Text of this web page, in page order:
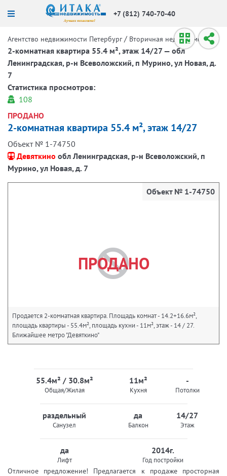
+7 (812) 740-70-40
Агентство недвижимости Петербург / Вторичная недвижимость /
2-комнатная квартира 55.4 м², этаж 14/27 — обл
Ленинградская, р-н Всеволожский, п Мурино, ул Новая, д.
7
Статистика просмотров:
108
ПРОДАНО
2-комнатная квартира 55.4 м², этаж 14/27
Объект № 1-74750
Девяткино обл Ленинградская, р-н Всеволожский, п
Мурино, ул Новая, д. 7
ПРОДАНО
Объект № 1-74750
Продается 2-комнатная квартира. Площадь комнат - 14.2+16.6м²,
площадь квартиры - 55.4м², площадь кухни - 11м², этаж - 14 / 27.
Ближайшее метро "Девяткино"
55.4м² / 30.8м²
Общая/Жилая
11м²
Кухня
-
Потолки
раздельный
Санузел
да
Балкон
14/27
Этаж
да
Лифт
2014г.
Год постройки
Отличное предложение! Предлагается к продаже просторная